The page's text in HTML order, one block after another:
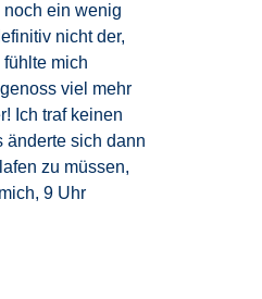
noch ein wenig
nicht der,
mich
viel mehr
Ich traf keinen
änderte sich dann
zu müssen,
9 Uhr